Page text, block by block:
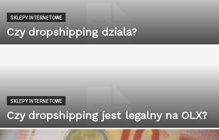
SKLEPY INTERNETOWE
Czy dropshipping dziala?
SKLEPY INTERNETOWE
Czy dropshipping jest legalny na OLX?